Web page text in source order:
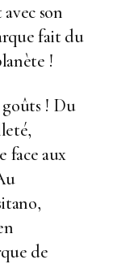
son
fait du
!
! Du
face aux
de